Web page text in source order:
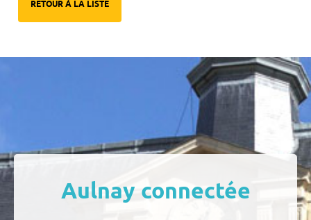
RETOUR À LA LISTE
Aulnay connectée